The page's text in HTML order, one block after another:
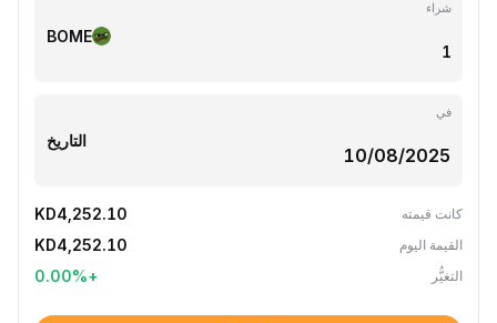
شراء
BOME
في
التاريخ
كانت قيمته KD4,252.10
القيمة اليوم KD4,252.10
التغيُّر +
0.00%